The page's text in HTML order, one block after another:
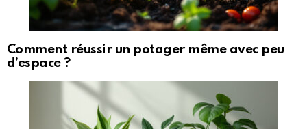
Comment réussir un potager même avec peu
d’espace ?